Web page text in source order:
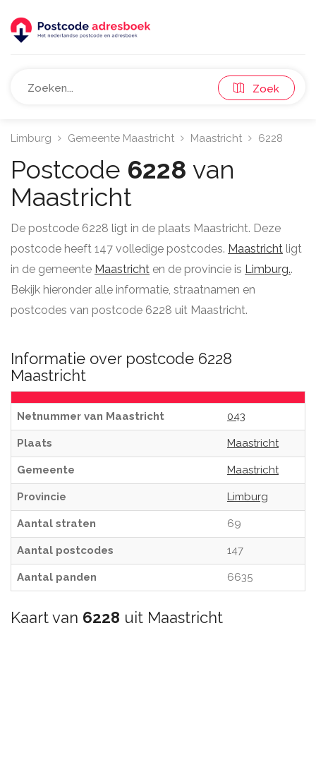
Zoek
Limburg Gemeente Maastricht Maastricht 6228
Postcode 6228 van
Maastricht
De postcode 6228 ligt in de plaats Maastricht. Deze
postcode heeft 147 volledige postcodes. Maastricht ligt
in de gemeente Maastricht en de provincie is Limburg..
Bekijk hieronder alle informatie, straatnamen en
postcodes van postcode 6228 uit Maastricht.
Informatie over postcode 6228
Maastricht
Netnummer van Maastricht 043
Plaats Maastricht
Gemeente Maastricht
Provincie Limburg
Aantal straten 69
Aantal postcodes 147
Aantal panden 6635
Kaart van 6228 uit Maastricht